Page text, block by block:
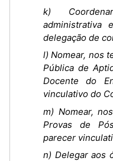
k)
administrativa
delegação de
l) Nomear, nos
Pública de
Docente do
vinculativo do
m) Nomear,
Provas de
parecer
n) Delegar aos